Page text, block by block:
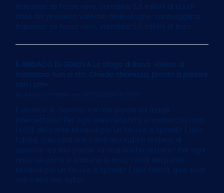
francese: se fosse vero, varrebbe 5,5 milioni di euroIl
caso del presunto Valentin de Boulogne, caravaggista
francese: se fosse vero, varrebbe 5,5 milioni di euro
IL SINDACO DI GENOVA Lo sfogo di Bucci: «Gioco al
massacro, non ci sto. Chiedo chiarezza, pronto a parlare
con i pm»
Marco Imarisio on 13/05/2024 at 06:07
Il sindaco di Genova: «Le mie parole sui maiali
intercettate? Per ogni area nel porto si scatena la rissa.
I soldi del ponte Morandi per un favore a Spinelli? È una
falsità, quei soldi non c’entrano nulla»Il sindaco di
Genova: «Le mie parole sui maiali intercettate? Per ogni
area nel porto si scatena la rissa. I soldi del ponte
Morandi per un favore a Spinelli? È una falsità, quei soldi
non c’entrano nulla»